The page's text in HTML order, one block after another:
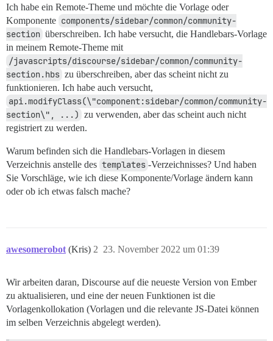
Ich habe ein Remote-Theme und möchte die Vorlage oder
Komponente components/sidebar/common/community-
section überschreiben. Ich habe versucht, die Handlebars-Vorlage
in meinem Remote-Theme mit
/javascripts/discourse/sidebar/common/community-
section.hbs zu überschreiben, aber das scheint nicht zu
funktionieren. Ich habe auch versucht,
api.modifyClass(\"component:sidebar/common/community-
section\", ...) zu verwenden, aber das scheint auch nicht
registriert zu werden.
Warum befinden sich die Handlebars-Vorlagen in diesem
Verzeichnis anstelle des templates -Verzeichnisses? Und haben
Sie Vorschläge, wie ich diese Komponente/Vorlage ändern kann
oder ob ich etwas falsch mache?
awesomerobot (Kris) 23. November 2022 um 01:39
2
Wir arbeiten daran, Discourse auf die neueste Version von Ember
zu aktualisieren, und eine der neuen Funktionen ist die
Vorlagenkollokation (Vorlagen und die relevante JS-Datei können
im selben Verzeichnis abgelegt werden).